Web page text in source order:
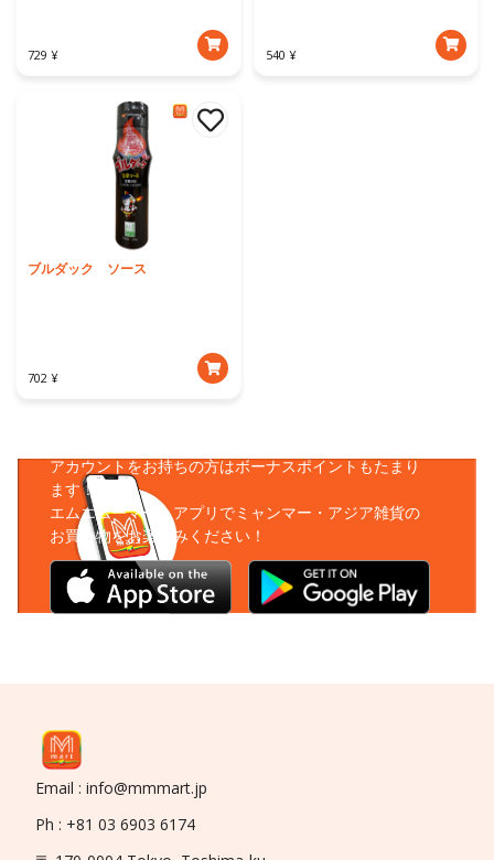
729 ¥ 540 ¥
ブルダック ソース
702 ¥
アカウントをお持ちの方はボーナスポイントもたまり
ます！
エムエムーマートアプリでミャンマー・アジア雑貨の
お買い物をお楽しみください！
Email : info@mmmart.jp
Ph : +81 03 6903 6174